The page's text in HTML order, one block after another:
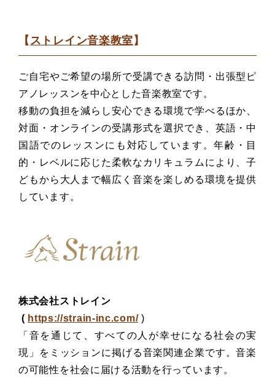
【 ストレイン音楽教室 】
ご自宅やご希望の場所で受講できる訪問・出張型ピ
アノレッスンを中心とした音楽教室です。
移動の負担を減らし安心できる環境で学べるほか、
対面・オンラインの受講形式を選択でき、英語・中
国語でのレッスンにも対応しています。年齢・目
的・レベルに応じた柔軟なカリキュラムにより、子
どもから大人まで幅広く音楽を楽しめる環境を提供
しています。
株式会社ストレイン
( https://strain-inc.com/)
「音を通じて、すべての人が幸せになる社会の実
現」をミッションに掲げる音楽関連企業です。音楽
の可能性を社会に届ける活動を行っています。